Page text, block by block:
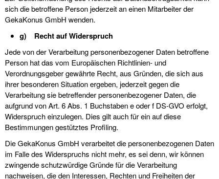
sich die betroffene Person jederzeit an einen Mitarbeiter der
GekaKonus GmbH wenden.
g) Recht auf Widerspruch
Jede von der Verarbeitung personenbezogener Daten betroffene
Person hat das vom Europäischen Richtlinien- und
Verordnungsgeber gewährte Recht, aus Gründen, die sich aus
ihrer besonderen Situation ergeben, jederzeit gegen die
Verarbeitung sie betreffender personenbezogener Daten, die
aufgrund von Art. 6 Abs. 1 Buchstaben e oder f DS-GVO erfolgt,
Widerspruch einzulegen. Dies gilt auch für ein auf diese
Bestimmungen gestütztes Profiling.
Die GekaKonus GmbH verarbeitet die personenbezogenen Daten
im Falle des Widerspruchs nicht mehr, es sei denn, wir können
zwingende schutzwürdige Gründe für die Verarbeitung
nachweisen, die den Interessen, Rechten und Freiheiten der